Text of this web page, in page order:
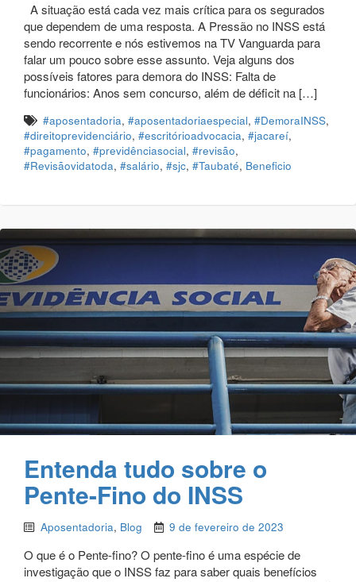
A situação está cada vez mais crítica para os segurados
que dependem de uma resposta. A Pressão no INSS está
sendo recorrente e nós estivemos na TV Vanguarda para
falar um pouco sobre esse assunto. Veja alguns dos
possíveis fatores para demora do INSS: Falta de
funcionários: Anos sem concurso, além de déficit na […]
#aposentadoria, #aposentadoriaespecial, #DemoraINSS,
#direitoprevidenciário, #escritórioadvocacia, #jacareí,
#pagamento, #previdênciasocial, #revisão,
#Revisãovidatoda, #salário, #sjc, #Taubaté, Beneficio
Entenda tudo sobre o
Pente-Fino do INSS
Aposentadoria, Blog 9 de fevereiro de 2023
O que é o Pente-fino? O pente-fino é uma espécie de
investigação que o INSS faz para saber quais benefícios